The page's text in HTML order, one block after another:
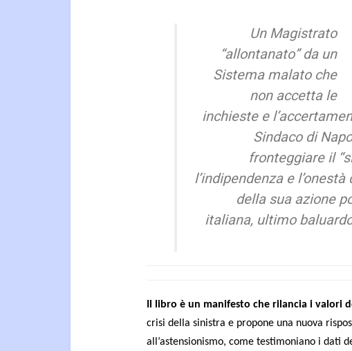
Un Magistrato
“allontanato” da un
Sistema malato che
non accetta le
inchieste e
Sindaco di
fronteggiare il
l’indipendenza e
della sua azione
italiana, ultimo
Il libro è un manifesto che rilancia i valori
crisi della sinistra e propone una nuova
all’astensionismo, come testimoniano i dati